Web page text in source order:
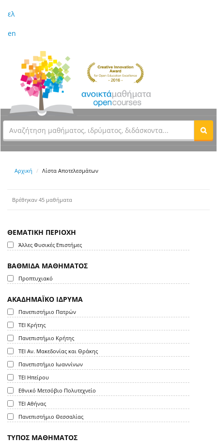
ελ
en
Αρχική Λίστα Αποτελεσμάτων
Βρέθηκαν 45 μαθήματα
ΘΕΜΑΤΙΚΗ ΠΕΡΙΟΧΗ
Άλλες Φυσικές Επιστήμες
ΒΑΘΜΙΔΑ ΜΑΘΗΜΑΤΟΣ
Προπτυχιακό
ΑΚΑΔΗΜΑΪΚΟ ΙΔΡΥΜΑ
Πανεπιστήμιο Πατρών
ΤΕΙ Κρήτης
Πανεπιστήμιο Κρήτης
ΤΕΙ Αν. Μακεδονίας και Θράκης
Πανεπιστήμιο Ιωαννίνων
ΤΕΙ Ηπείρου
Εθνικό Μετσόβιο Πολυτεχνείο
ΤΕΙ Αθήνας
Πανεπιστήμιο Θεσσαλίας
ΤΥΠΟΣ ΜΑΘΗΜΑΤΟΣ